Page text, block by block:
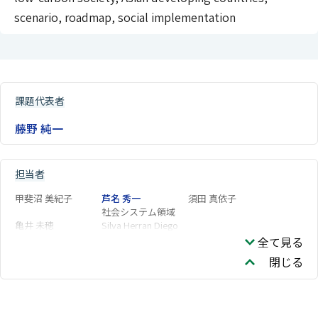
scenario, roadmap, social implementation
課題代表者
藤野 純一
担当者
甲斐沼 美紀子
芦名 秀一
社会システム領域
須田 真依子
亀井 未穂
Silva Herran Diego
全て見る
閉じる